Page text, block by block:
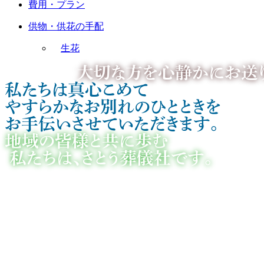
費用・プラン
供物・供花の手配
生花
大切な方を心静かにお送
私たちは真心こめて
やすらかなお別れのひとときを
お手伝いさせていただきます。
地域の皆様と共に歩む
私たちは、さとう葬儀社です。